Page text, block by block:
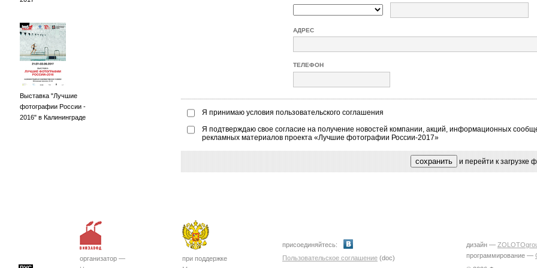
Выставка "Лучшие
фотографии России -
2016" в Калининграде
АДРЕС
ТЕЛЕФОН
Я принимаю условия пользовательского соглашения
Я подтверждаю свое согласие на получение новостей компании, акций, информационных
рекламных материалов проекта «Лучшие фотографии России-2017»
и перейти к загрузке
организатор —
при поддержке
присоединяйтесь:
Пользовательское соглашение (doc)
дизайн —
программирование —